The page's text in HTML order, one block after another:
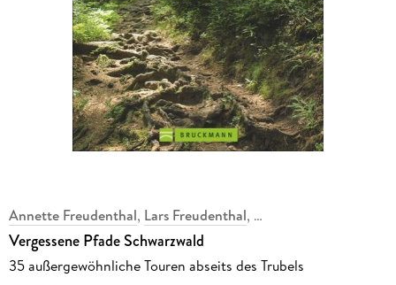
Annette Freudenthal, Lars Freudenthal,
Vergessene Pfade Schwarzwald
35 außergewöhnliche Touren abseits des Trubels